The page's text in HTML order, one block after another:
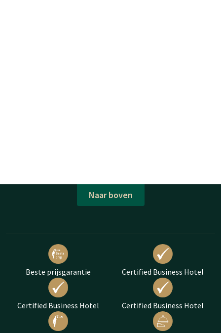
Naar boven
Beste prijsgarantie Certified Business Hotel
Certified Business Hotel Certified Business Hotel